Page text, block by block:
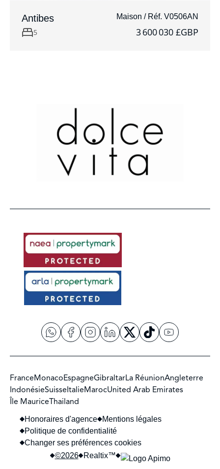
Antibes Maison / Réf. V0506AN
5 3 600 030 £GBP
FranceMonacoEspagneGibraltarLa RéunionAngleterre
IndonésieSuisseItalieMarocUnited Arab Emirates
Île MauriceThailand
©2026 Realtix™
Honoraires d'agence
Mentions légales
Politique de confidentialité
Changer ses préférences cookies